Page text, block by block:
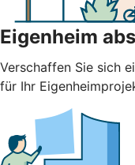
Eigenheim
Verschaffen Sie sich
für Ihr